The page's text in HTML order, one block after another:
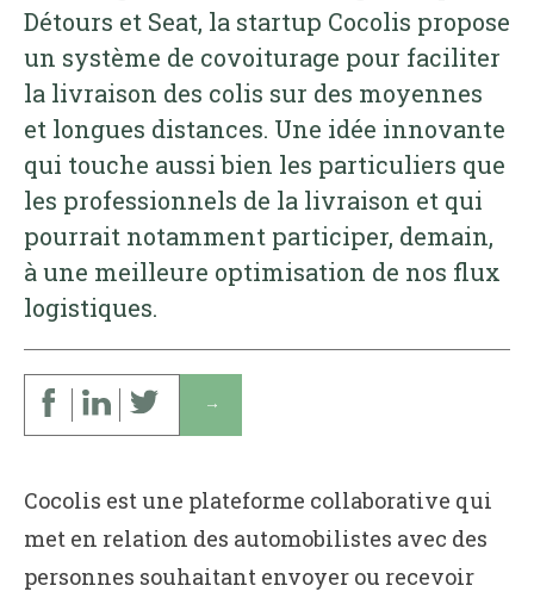
Détours et Seat, la startup Cocolis propose
un système de covoiturage pour faciliter
la livraison des colis sur des moyennes
et longues distances. Une idée innovante
qui touche aussi bien les particuliers que
les professionnels de la livraison et qui
pourrait notamment participer, demain,
à une meilleure optimisation de nos flux
logistiques.
↓
Cocolis est une plateforme collaborative qui
met en relation des automobilistes avec des
personnes souhaitant envoyer ou recevoir